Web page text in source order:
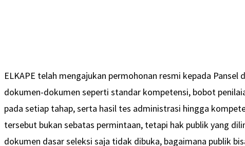
ELKAPE telah mengajukan permohonan resmi kepada Pansel
dokumen-dokumen seperti standar kompetensi, bobot
pada setiap tahap, serta hasil tes administrasi hingga
tersebut bukan sebatas permintaan, tetapi hak publik yang
dokumen dasar seleksi saja tidak dibuka, bagaimana publik